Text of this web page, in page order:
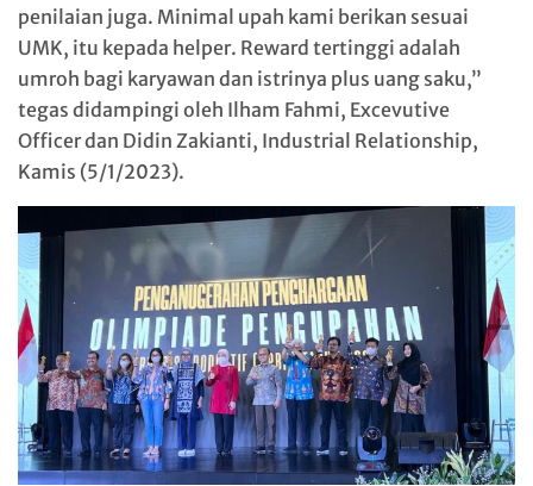
penilaian juga. Minimal upah kami berikan sesuai
UMK, itu kepada helper. Reward tertinggi adalah
umroh bagi karyawan dan istrinya plus uang saku,”
tegas didampingi oleh Ilham Fahmi, Excevutive
Officer dan Didin Zakianti, Industrial Relationship,
Kamis (5/1/2023).